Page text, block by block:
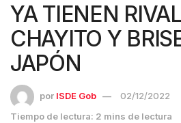
YA TIENEN
CHAYITO Y
JAPÓN
por ISDE Gob
02/12/2022
Tiempo de lectura: 2 mins de lectura